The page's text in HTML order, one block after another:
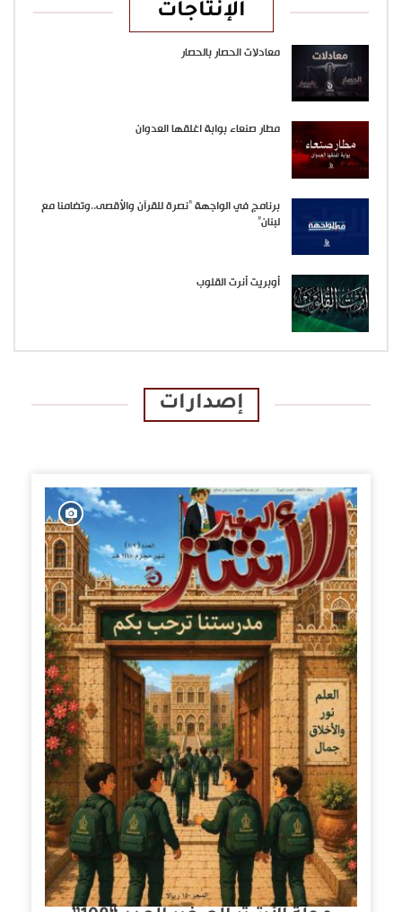
الإنتاجات
معادلات الحصار بالحصار
مطار صنعاء بوابة اغلقها العدوان
برنامج في الواجهة “نصرة للقرآن والأقصى..وتضامنا مع
لبنان”
أوبريت أنرت القلوب
إصدارات